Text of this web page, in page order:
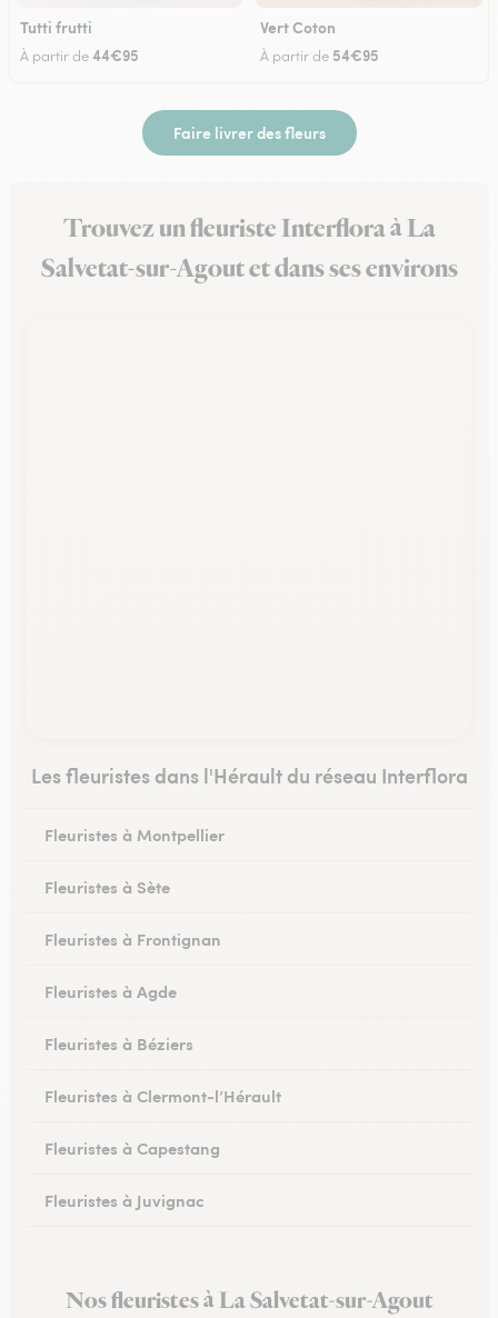
Tutti frutti
À partir de44€95
Vert Coton
À partir de 54€95
Faire livrer des fleurs
Trouvez un fleuriste Interflora à La
Salvetat-sur-Agout et dans ses environs
Les fleuristes dans l'Hérault du réseau Interflora
Fleuristes à Montpellier
Fleuristes à Sète
Fleuristes à Frontignan
Fleuristes à Agde
Fleuristes à Béziers
Fleuristes à Clermont-l’Hérault
Fleuristes à Capestang
Fleuristes à Juvignac
Fleuristes à Pignan
Nos fleuristes à La Salvetat-sur-Agout